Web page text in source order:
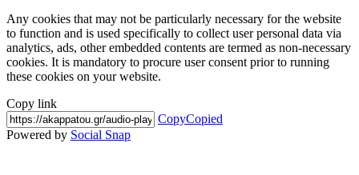
Any cookies that may not be particularly necessary for the website
to function and is used specifically to collect user personal data via
analytics, ads, other embedded contents are termed as non-necessary
cookies. It is mandatory to procure user consent prior to running
these cookies on your website.
Copy link
CopyCopied
Powered by Social Snap